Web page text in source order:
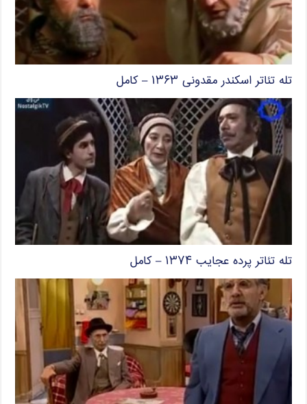
تله تئاتر اسکندر مقدونی ۱۳۶۳ – کامل
تله تئاتر پرده عجایب ۱۳۷۴ – کامل